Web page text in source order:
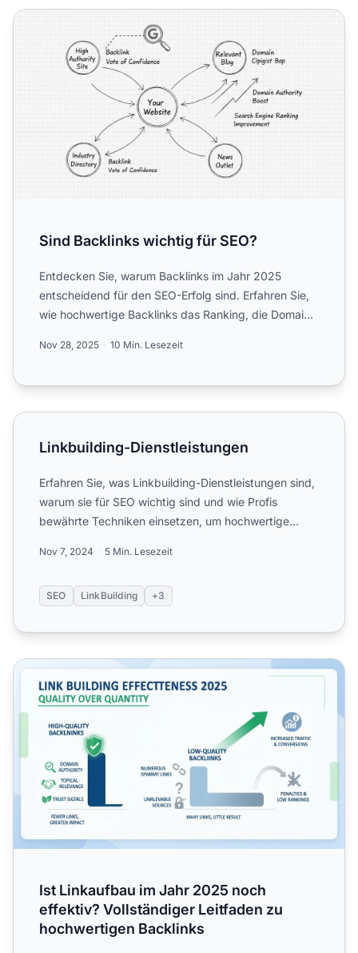
Sind Backlinks wichtig für SEO?
Sind Backlinks wichtig für SEO?
Entdecken Sie, warum Backlinks im Jahr 2025
entscheidend für den SEO-Erfolg sind. Erfahren Sie,
wie hochwertige Backlinks das Ranking, die Domain-
Nov 28, 2025 10 Min. Lesezeit
Linkbuilding-Dienstleistungen
Linkbuilding-Dienstleistungen
Erfahren Sie, was Linkbuilding-Dienstleistungen sind,
warum sie für SEO wichtig sind und wie Profis
bewährte Techniken einsetzen, um hochwertige
Nov 7, 2024 5 Min. Lesezeit
SEO LinkBuilding +3
Ist Linkaufbau im Jahr 2025 noch effektiv? Vollständiger
Ist Linkaufbau im Jahr 2025 noch
effektiv? Vollständiger Leitfaden zu
hochwertigen Backlinks